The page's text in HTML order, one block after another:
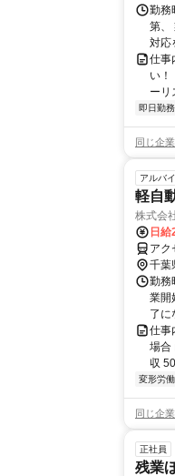
勤務
第、
対応
仕事
い！
ー
即日勤
同じ企
アルバ
軽自
株式会
日
千葉
勤務
業開
了に
仕事
場合
収
変形労
同じ企
正社員
残業